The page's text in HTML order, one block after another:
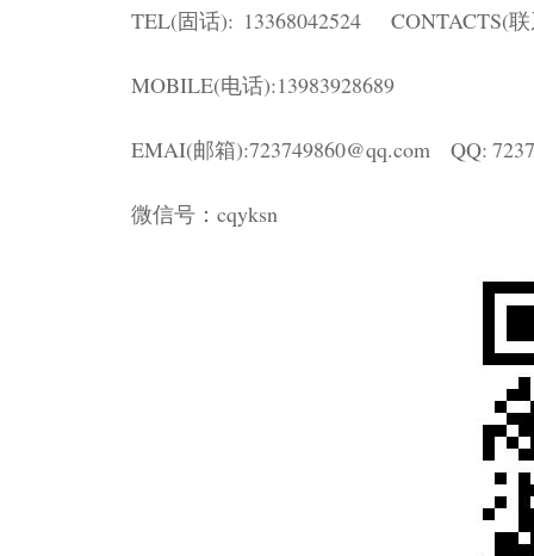
TEL(固话): 13368042524 CONTACTS(
MOBILE(电话):13983928689
EMAI(邮箱):723749860@qq.com QQ:
微信号：cqyksn